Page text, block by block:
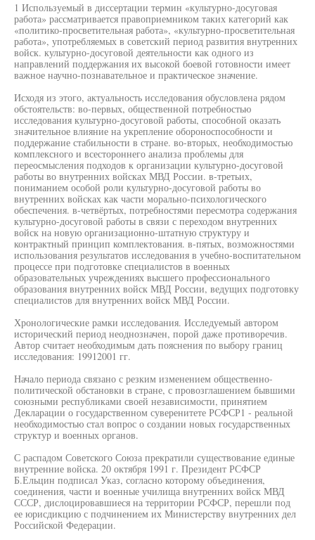
1 Используемый в диссертации термин «культурно-досуговая
работа» рассматривается правоприемником таких категорий как
«политико-просветительная работа», «культурно-просветительная
работа», употребляемых в советский период развития внутренних
войск. культурно-досуговой деятельности как одного из
направлений поддержания их высокой боевой готовности имеет
важное научно-познавательное и практическое значение.
Исходя из этого, актуальность исследования обусловлена рядом
обстоятельств: во-первых, общественной потребностью
исследования культурно-досуговой работы, способной оказать
значительное влияние на укрепление обороноспособности и
поддержание стабильности в стране. во-вторых, необходимостью
комплексного и всестороннего анализа проблемы для
переосмысления подходов к организации культурно-досуговой
работы во внутренних войсках МВД России. в-третьих,
пониманием особой роли культурно-досуговой работы во
внутренних войсках как части морально-психологического
обеспечения. в-четвёртых, потребностями пересмотра содержания
культурно-досуговой работы в связи с переходом внутренних
войск на новую организационно-штатную структуру и
контрактный принцип комплектования. в-пятых, возможностями
использования результатов исследования в учебно-воспитательном
процессе при подготовке специалистов в военных
образовательных учреждениях высшего профессионального
образования внутренних войск МВД России, ведущих подготовку
специалистов для внутренних войск МВД России.
Хронологические рамки исследования. Исследуемый автором
исторический период неоднозначен, порой даже противоречив.
Автор считает необходимым дать пояснения по выбору границ
исследования: 19912001 гг.
Начало периода связано с резким изменением общественно-
политической обстановки в стране, с провозглашением бывшими
союзными республиками своей независимости, принятием
Декларации о государственном суверенитете РСФСР1 - реальной
необходимостью стал вопрос о создании новых государственных
структур и военных органов.
С распадом Советского Союза прекратили существование единые
внутренние войска. 20 октября 1991 г. Президент РСФСР
Б.Ельцин подписал Указ, согласно которому объединения,
соединения, части и военные училища внутренних войск МВД
СССР, дислоцировавшиеся на территории РСФСР, перешли под
ее юрисдикцию с подчинением их Министерству внутренних дел
Российской Федерации.